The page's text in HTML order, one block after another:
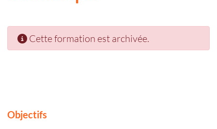
Cette formation est archivée.
Objectifs